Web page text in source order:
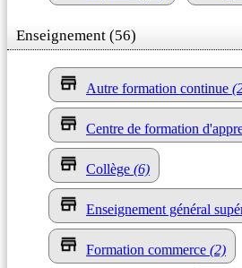
Enseignement (56)
Autre formation continue
Centre de formation
Collège (6)
Enseignement général
Formation commerce (2)